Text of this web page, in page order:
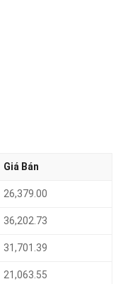
Giá Bán
26,379.00
36,202.73
31,701.39
21,063.55